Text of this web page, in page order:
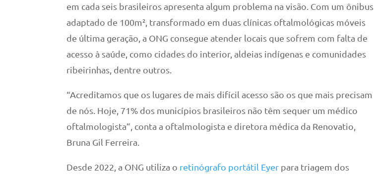
em cada seis brasileiros apresenta algum problema na visão. Com um ônibus
adaptado de 100m², transformado em duas clínicas oftalmológicas móveis
de última geração, a ONG consegue atender locais que sofrem com falta de
acesso à saúde, como cidades do interior, aldeias indígenas e comunidades
ribeirinhas, dentre outros.
“Acreditamos que os lugares de mais difícil acesso são os que mais precisam
de nós. Hoje, 71% dos municípios brasileiros não têm sequer um médico
oftalmologista”, conta a oftalmologista e diretora médica da Renovatio,
Bruna Gil Ferreira.
Desde 2022, a ONG utiliza o retinógrafo portátil Eyer para triagem dos